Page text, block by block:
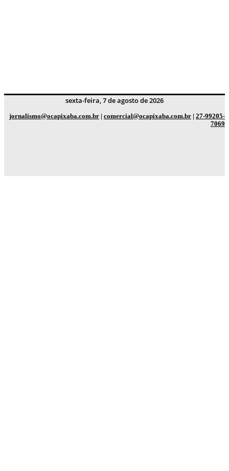
sexta-feira, 7 de agosto de 2026
jornalismo@ocapixaba.com.br | comercial@ocapixaba.com.br | 27-99205-
7069